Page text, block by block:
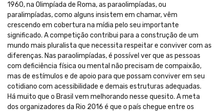
1960, na Olimpíada de Roma, as paraolimpíadas, ou
paralimpíadas, como alguns insistem em chamar, vêm
crescendo em cobertura na mídia pelo seu importante
significado. A competição contribui para a construção de um
mundo mais pluralista que necessita respeitar e conviver com as
diferenças. Nas paraolimpíadas, é possível ver que as pessoas
com deficiência física ou mental não precisam de compaixão,
mas de estímulos e de apoio para que possam conviver em seu
cotidiano com acessibilidade e demais estruturas adequadas.
Há muito que o Brasil vem melhorando nesse quesito. A meta
dos organizadores da Rio 2016 é que o país chegue entre os